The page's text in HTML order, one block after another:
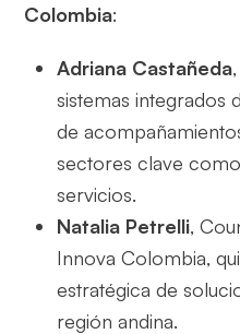
Colombia:
Adriana Castañeda
sistemas integrados
de
sectores clave
servicios.
Natalia Petrelli,
Innova Colombia,
estratégica de
región andina.